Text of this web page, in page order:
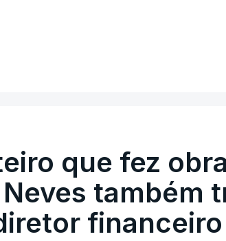
que fez
também
financeiro